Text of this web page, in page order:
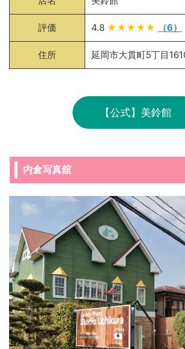
評価 4.8 ★★★★★ （6）
住所 延岡市大貫町5丁目
【公式】美鈴館
内倉写真舘